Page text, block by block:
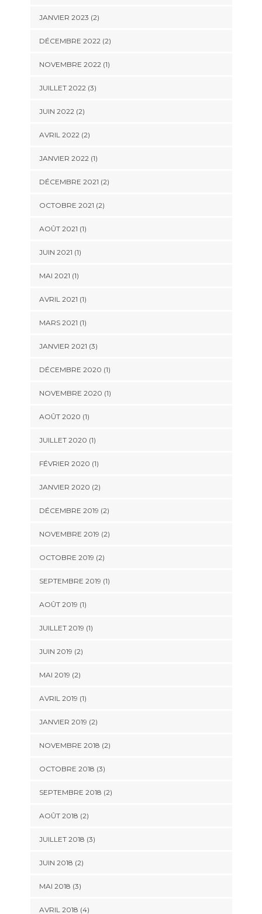
JANVIER 2023 (2)
DÉCEMBRE 2022(2)
NOVEMBRE 2022(1)
JUILLET 2022(3)
JUIN 2022(2)
AVRIL 2022(2)
JANVIER 2022(1)
DÉCEMBRE 2021 (2)
OCTOBRE 2021 (2)
AOÛT 2021 (1)
JUIN 2021 (1)
MAI 2021 (1)
AVRIL 2021 (1)
MARS 2021 (1)
JANVIER 2021 (3)
DÉCEMBRE 2020 (1)
NOVEMBRE 2020 (1)
AOÛT 2020 (1)
JUILLET 2020 (1)
FÉVRIER 2020 (1)
JANVIER 2020 (2)
DÉCEMBRE 2019 (2)
NOVEMBRE 2019 (2)
OCTOBRE 2019 (2)
SEPTEMBRE 2019 (1)
AOÛT 2019 (1)
JUILLET 2019 (1)
JUIN 2019 (2)
MAI 2019 (2)
AVRIL 2019 (1)
JANVIER 2019 (2)
NOVEMBRE 2018 (2)
OCTOBRE 2018 (3)
SEPTEMBRE 2018 (2)
AOÛT 2018 (2)
JUILLET 2018 (3)
JUIN 2018 (2)
MAI 2018 (3)
AVRIL 2018 (4)